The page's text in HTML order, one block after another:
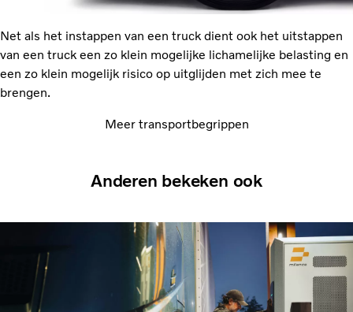
Net als het instappen van een truck dient ook het uitstappen
van een truck een zo klein mogelijke lichamelijke belasting en
een zo klein mogelijk risico op uitglijden met zich mee te
brengen.
Meer transportbegrippen
Anderen bekeken ook